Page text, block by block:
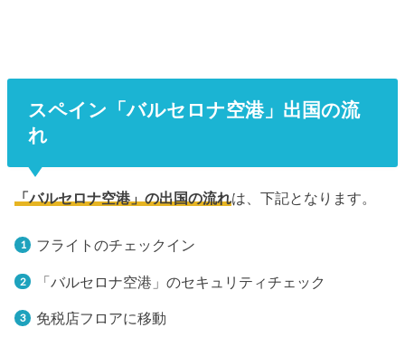
スペイン「バルセロナ空港」出国の流
れ
「バルセロナ空港」の出国の流れは、下記となります。
フライトのチェックイン
「バルセロナ空港」のセキュリティチェック
免税店フロアに移動